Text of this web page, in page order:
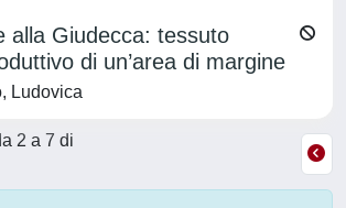
alla Giudecca: tessuto
di un’area di margine
Ludovica
2 a 7 di